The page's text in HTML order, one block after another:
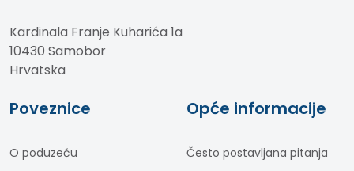
Kardinala Franje Kuharića 1a
10430 Samobor
Hrvatska
Poveznice
O poduzeću
Opće informacije
Često postavljana pitanja